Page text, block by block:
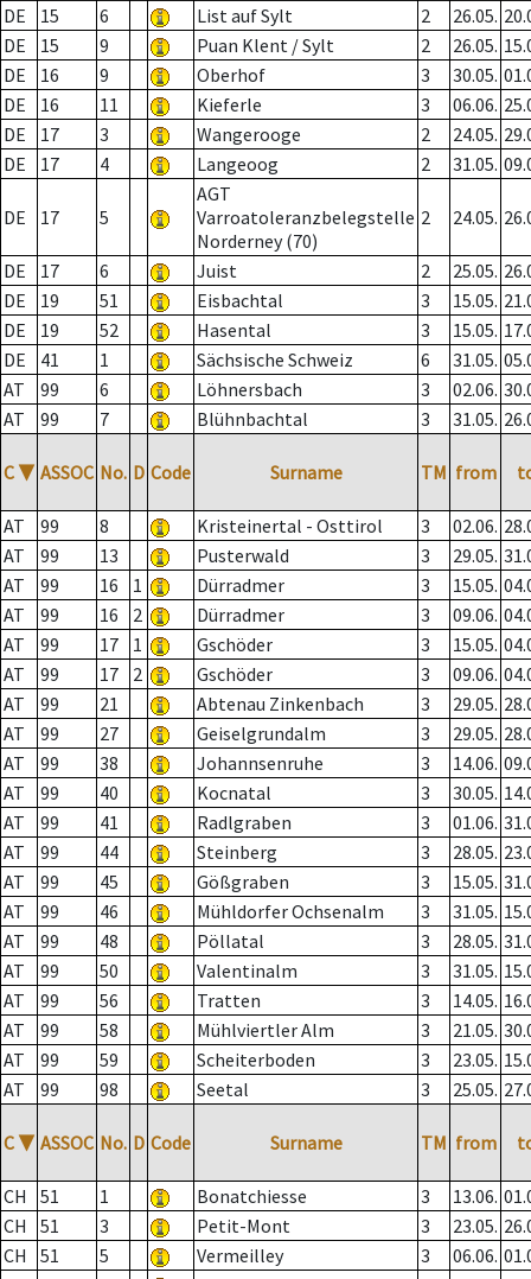
DE
15 6 List auf Sylt 2 26.05.
DE
15 9 Puan Klent / Sylt 2 26.05.
DE
16 9 Oberhof 3 30.05.
DE
16 11 Kieferle 3 06.06.
DE
17 3 Wangerooge 2 24.05.
DE
17 4 Langeoog 2 31.05.
DE 17 5
AGT
Varroatoleranzbelegstelle
Norderney (70)
2 24.05.
DE 17 6 Juist 2 25.05.
DE
19 51 Eisbachtal 3 15.05.
DE
19 52 Hasental 3 15.05.
DE
41 1 Sächsische Schweiz 6 31.05.
AT
99 6 Löhnersbach 3 02.06.
AT
99 7 Blühnbachtal 3 31.05.
C ▼ ASSOC No. D Code Surname TM from
AT 99 8 Kristeinertal - Osttirol 3 02.06.
AT
99 13 Pusterwald 3 29.05.
AT
99 16 1 Dürradmer 3 15.05.
AT
99 16 2 Dürradmer 3 09.06.
AT
99 17 1 Gschöder 3 15.05.
AT
99 17 2 Gschöder 3 09.06.
AT
99 21 Abtenau Zinkenbach 3 29.05.
AT
99 27 Geiselgrundalm 3 29.05.
AT
99 38 Johannsenruhe 3 14.06.
AT
99 40 Kocnatal 3 30.05.
AT
99 41 Radlgraben 3 01.06.
AT
99 44 Steinberg 3 28.05.
AT
99 45 Gößgraben 3 15.05.
AT
99 46 Mühldorfer Ochsenalm 3 31.05.
AT
99 48 Pöllatal 3 28.05.
AT
99 50 Valentinalm 3 31.05.
AT
99 56 Tratten 3 14.05.
AT
99 58 Mühlviertler Alm 3 21.05.
AT
99 59 Scheiterboden 3 23.05.
AT
99 98 Seetal 3 25.05.
C ▼ ASSOC No. D Code Surname TM from
CH 51 1 Bonatchiesse 3 13.06.
CH
51 3 Petit-Mont 3 23.05.
CH
51 5 Vermeilley 3 06.06.